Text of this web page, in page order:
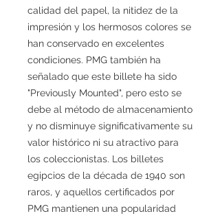
calidad del papel, la nitidez de la
impresión y los hermosos colores se
han conservado en excelentes
condiciones. PMG también ha
señalado que este billete ha sido
"Previously Mounted", pero esto se
debe al método de almacenamiento
y no disminuye significativamente su
valor histórico ni su atractivo para
los coleccionistas. Los billetes
egipcios de la década de 1940 son
raros, y aquellos certificados por
PMG mantienen una popularidad